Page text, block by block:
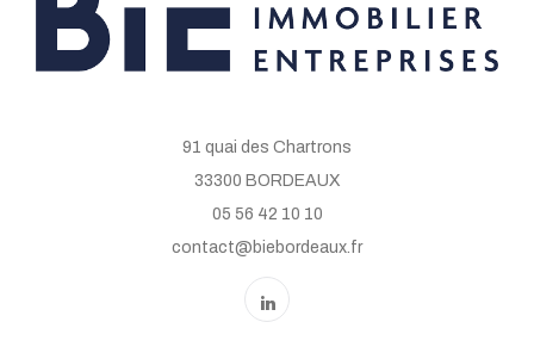
91 quai des Chartrons
33300 BORDEAUX
05 56 42 10 10
contact@biebordeaux.fr